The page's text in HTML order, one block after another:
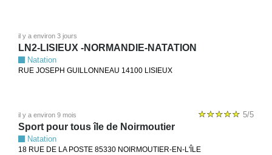
il y a environ 3 jours
LN2-LISIEUX -NORMANDIE-NATATION
Natation
RUE JOSEPH GUILLONNEAU 14100 LISIEUX
il y a environ 9 mois 5/5
Sport pour tous île de Noirmoutier
Natation
18 RUE DE LA POSTE 85330 NOIRMOUTIER-EN-L'ÎLE